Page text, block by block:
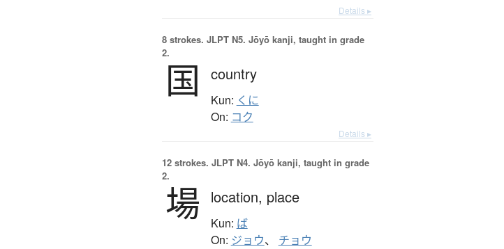
Details ▸
8 strokes. JLPT N5. Jōyō kanji, taught in grade
2.
国 country
Kun: くに
On: コク
Details ▸
12 strokes. JLPT N4. Jōyō kanji, taught in grade
2.
場 location, place
Kun: ば
On: ジョウ、 チョウ